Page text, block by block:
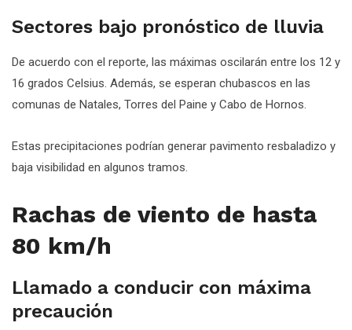
Sectores bajo pronóstico de lluvia
De acuerdo con el reporte, las máximas oscilarán entre los 12 y
16 grados Celsius. Además, se esperan chubascos en las
comunas de Natales, Torres del Paine y Cabo de Hornos.
Estas precipitaciones podrían generar pavimento resbaladizo y
baja visibilidad en algunos tramos.
Rachas de viento de hasta
80 km/h
Llamado a conducir con máxima
precaución